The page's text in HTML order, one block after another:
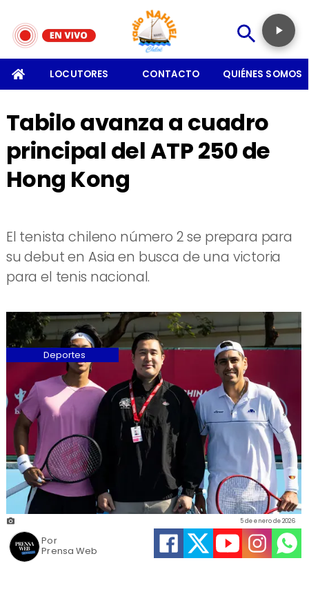
LOCUTORES CONTACTO QUIÉNES SOMOS
Tabilo avanza a cuadro
principal del ATP 250 de
Hong Kong
El tenista chileno número 2 se prepara para
su debut en Asia en busca de una victoria
para el tenis nacional.
Prensa Web
5 de enero de 2026
Deportes
Por